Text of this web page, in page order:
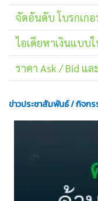
จัดอันดับ โบรกเก
ไอเดียหาเงินแบบ
ราคา Ask / Bid แ
ข่าวประชาสัมพันธ์ / กิจก